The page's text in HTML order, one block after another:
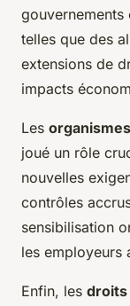
gouvernements
telles que des
extensions de
impacts
Les
joué un rôle
nouvelles
contrôles
sensibilisation
les employeurs
Enfin, les droits